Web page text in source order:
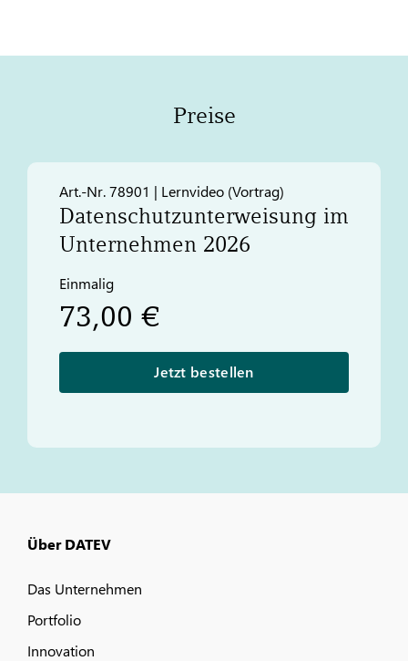
Preise
Art.-Nr. 78901 | Lernvideo (Vortrag)
Datenschutzunterweisung im
Unternehmen 2026
Einmalig
73,00 €
Jetzt bestellen
Über DATEV
Das Unternehmen
Portfolio
Innovation